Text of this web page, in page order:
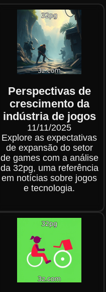
Perspectivas de
crescimento da
indústria de jogos
11/11/2025
Explore as expectativas
de expansão do setor
de games com a análise
da 32pg, uma referência
em notícias sobre jogos
e tecnologia.